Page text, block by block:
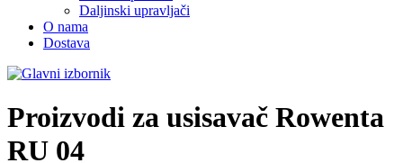
Daljinski upravljači
O nama
Dostava
Proizvodi za usisavač Rowenta
RU 04